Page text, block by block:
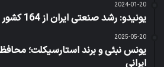
2024-01-20
یونیدو: رشد صنعتی ایران از 164 کشور جهان بیشتر شد
2025-05-20
یونس نبئی و برند استارسیکلت؛
ایرانی